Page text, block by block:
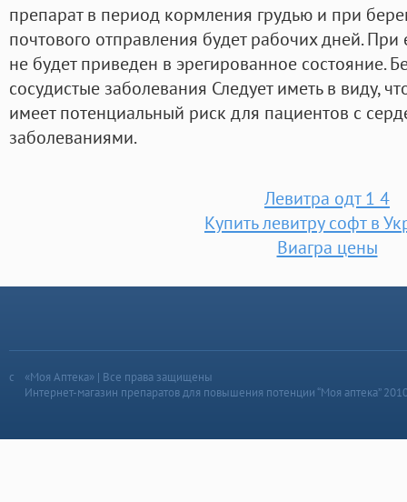
препарат в период кормления грудью и при
почтового отправления будет рабочих дней. При
не будет приведен в эрегированное состояние.
сосудистые заболевания Следует иметь в виду,
имеет потенциальный риск для пациентов с
заболеваниями.
Левитра одт 1 4
Купить левитру софт в
Виагра цены
«Моя Аптека» | Все права защищены
Интернет-магазин препаратов для повышения потенции “Моя аптека”